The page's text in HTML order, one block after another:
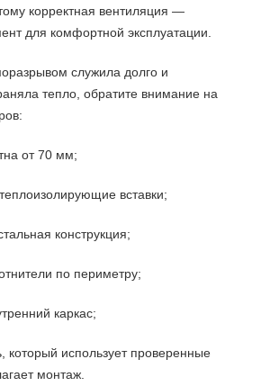
корректная вентиляция —
для комфортной эксплуатации.
служила долго и
тепло, обратите внимание на
от 70 мм;
вставки;
конструкция;
по периметру;
каркас;
который использует проверенные
монтаж.